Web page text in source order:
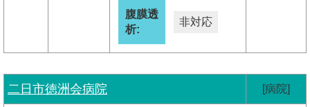
腹膜透
析:
非対応
二日市徳洲会病院 [病院]